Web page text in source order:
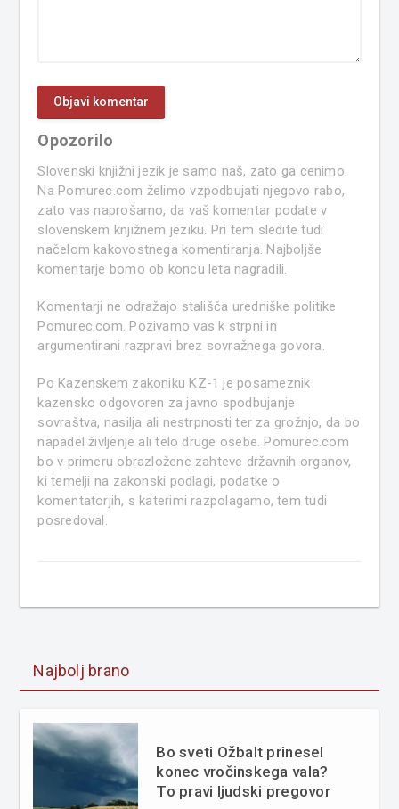
Opozorilo
Slovenski knjižni jezik je samo naš, zato ga cenimo.
Na Pomurec.com želimo vzpodbujati njegovo rabo,
zato vas naprošamo, da vaš komentar podate v
slovenskem knjižnem jeziku. Pri tem sledite tudi
načelom kakovostnega komentiranja. Najboljše
komentarje bomo ob koncu leta nagradili.
Komentarji ne odražajo stališča uredniške politike
Pomurec.com. Pozivamo vas k strpni in
argumentirani razpravi brez sovražnega govora.
Po Kazenskem zakoniku KZ-1 je posameznik
kazensko odgovoren za javno spodbujanje
sovraštva, nasilja ali nestrpnosti ter za grožnjo, da bo
napadel življenje ali telo druge osebe. Pomurec.com
bo v primeru obrazložene zahteve državnih organov,
ki temelji na zakonski podlagi, podatke o
komentatorjih, s katerimi razpolagamo, tem tudi
posredoval.
Najbolj brano
Bo sveti Ožbalt prinesel
konec vročinskega vala?
To pravi ljudski pregovor